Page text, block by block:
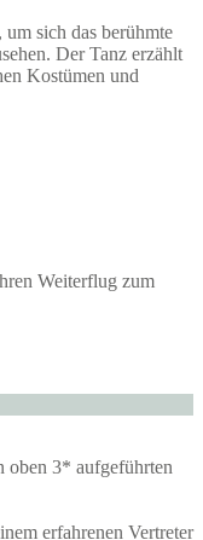
sich das berühmte
Der Tanz erzählt
Kostümen und
Weiterflug zum
oben 3* aufgeführten
erfahrenen Vertreter